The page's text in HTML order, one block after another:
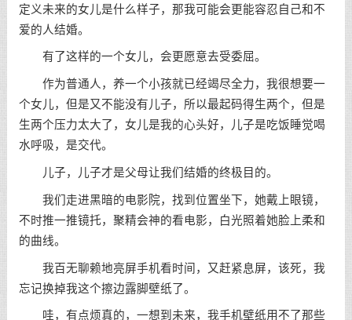
定义未来的女儿是什么样子，那我可能会更能容忍自己和不
爱的人结婚。
有了这样的一个女儿，会更愿意去受委屈。
作为普通人，养一个小孩就已经竭尽全力，我很想要一
个女儿，但是又不能没有儿子，所以最起码得生两个，但是
生两个压力太大了，女儿是我的心头好，儿子是吃饭睡觉喝
水呼吸，是交代。
儿子，儿子才是父母让我们结婚的终极目的。
我们走进黑暗的电影院，找到位置坐下，她戴上眼镜，
不时推一推镜托，聚精会神的看电影，白光照着她脸上柔和
的曲线。
我百无聊赖地亮屏手机看时间，又赶紧息屏，该死，我
忘记换掉我这个擦边露脚壁纸了。
哇，有点烦真的，一想到未来，我手机壁纸用不了那些